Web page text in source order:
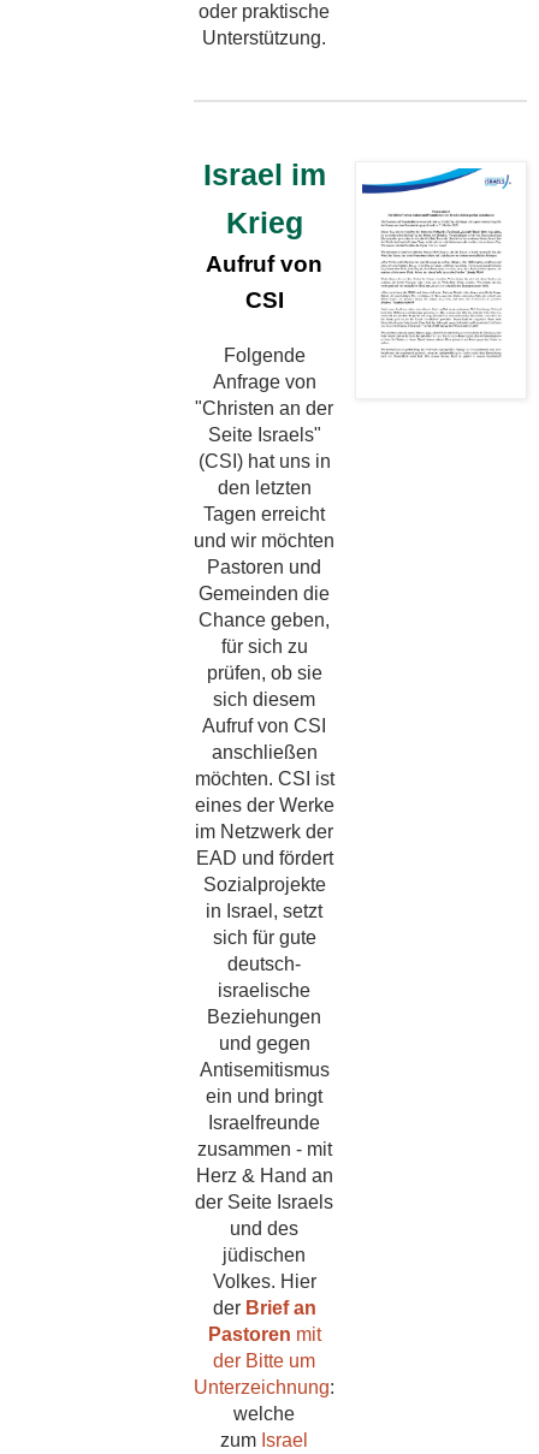
oder praktische
Unterstützung.
Israel im
Krieg
Aufruf von
CSI
Folgende
Anfrage von
"Christen an der
Seite Israels"
(CSI) hat uns in
den letzten
Tagen erreicht
und wir möchten
Pastoren und
Gemeinden die
Chance geben,
für sich zu
prüfen, ob sie
sich diesem
Aufruf von CSI
anschließen
möchten. CSI ist
eines der Werke
im Netzwerk der
EAD und fördert
Sozialprojekte
in Israel, setzt
sich für gute
deutsch-
israelische
Beziehungen
und gegen
Antisemitismus
ein und bringt
Israelfreunde
zusammen - mit
Herz & Hand an
der Seite Israels
und des
jüdischen
Volkes. Hier
der Brief an
Pastoren mit
der Bitte um
Unterzeichnung:
welche
zum Israel